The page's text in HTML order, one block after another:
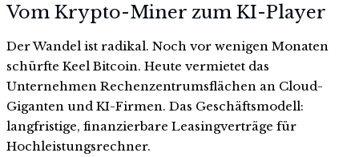
Vom Krypto-Miner zum KI-Player
Der Wandel ist radikal. Noch vor wenigen Monaten
schürfte Keel Bitcoin. Heute vermietet das
Unternehmen Rechenzentrumsflächen an Cloud-
Giganten und KI-Firmen. Das Geschäftsmodell:
langfristige, finanzierbare Leasingverträge für
Hochleistungsrechner.